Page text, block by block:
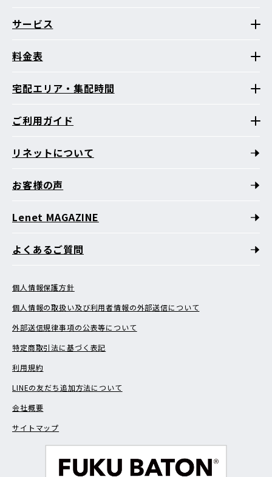
サービス
料金表
宅配エリア・集配時間
ご利用ガイド
リネットについて
お客様の声
Lenet MAGAZINE
よくあるご質問
個人情報保護方針
個人情報の取扱い及び利用者情報の外部送信について
外部送信規律事項の公表等について
特定商取引法に基づく表記
利用規約
LINEの友だち追加方法について
会社概要
サイトマップ